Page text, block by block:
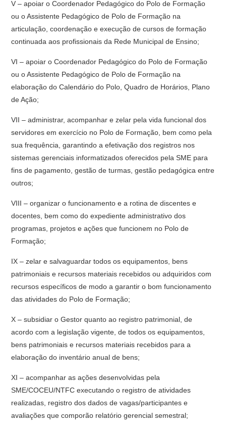
V – apoiar o Coordenador Pedagógico do Polo de Formação
ou o Assistente Pedagógico de Polo de Formação na
articulação, coordenação e execução de cursos de formação
continuada aos profissionais da Rede Municipal de Ensino;
VI – apoiar o Coordenador Pedagógico do Polo de Formação
ou o Assistente Pedagógico de Polo de Formação na
elaboração do Calendário do Polo, Quadro de Horários, Plano
de Ação;
VII – administrar, acompanhar e zelar pela vida funcional dos
servidores em exercício no Polo de Formação, bem como pela
sua frequência, garantindo a efetivação dos registros nos
sistemas gerenciais informatizados oferecidos pela SME para
fins de pagamento, gestão de turmas, gestão pedagógica entre
outros;
VIII – organizar o funcionamento e a rotina de discentes e
docentes, bem como do expediente administrativo dos
programas, projetos e ações que funcionem no Polo de
Formação;
IX – zelar e salvaguardar todos os equipamentos, bens
patrimoniais e recursos materiais recebidos ou adquiridos com
recursos específicos de modo a garantir o bom funcionamento
das atividades do Polo de Formação;
X – subsidiar o Gestor quanto ao registro patrimonial, de
acordo com a legislação vigente, de todos os equipamentos,
bens patrimoniais e recursos materiais recebidos para a
elaboração do inventário anual de bens;
XI – acompanhar as ações desenvolvidas pela
SME/COCEU/NTFC executando o registro de atividades
realizadas, registro dos dados de vagas/participantes e
avaliações que comporão relatório gerencial semestral;